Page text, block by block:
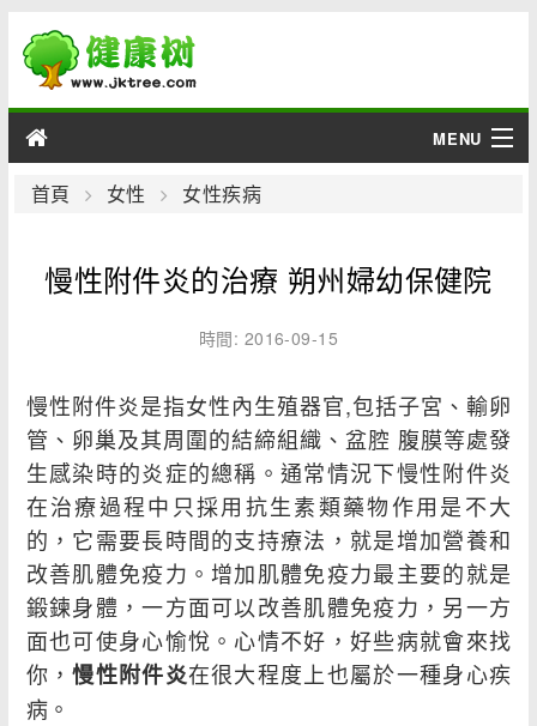
MENU
男性
綜合
疾病
首頁 女性 女性疾病
慢性附件炎的治療 朔州婦幼保健院
時間: 2016-09-15
慢性附件炎是指女性內生殖器官,包括子宮、輸卵
管、卵巢及其周圍的結締組織、盆腔 腹膜等處發
生感染時的炎症的總稱。通常情況下慢性附件炎
在治療過程中只採用抗生素類藥物作用是不大
的，它需要長時間的支持療法，就是增加營養和
改善肌體免疫力。增加肌體免疫力最主要的就是
鍛鍊身體，一方面可以改善肌體免疫力，另一方
面也可使身心愉悅。心情不好，好些病就會來找
你，慢性附件炎在很大程度上也屬於一種身心疾
病。